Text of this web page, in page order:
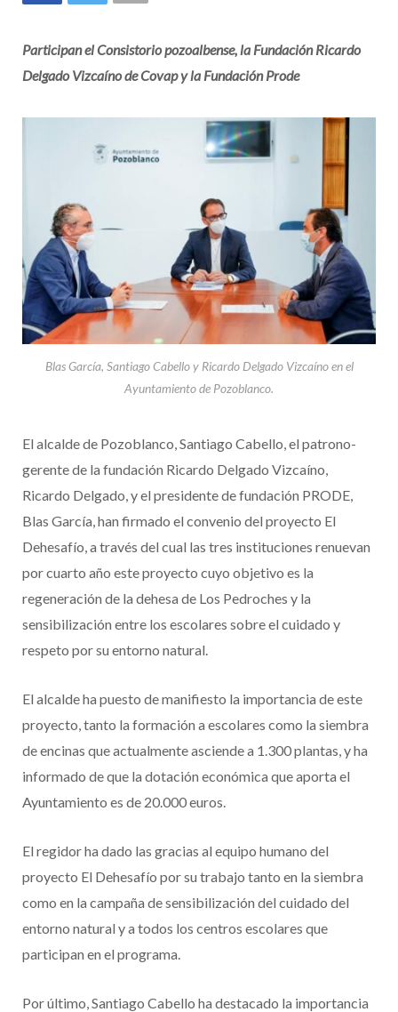
Participan el Consistorio pozoalbense, la Fundación Ricardo
Delgado Vizcaíno de Covap y la Fundación Prode
Blas García, Santiago Cabello y Ricardo Delgado Vizcaíno en el
Ayuntamiento de Pozoblanco.
El alcalde de Pozoblanco, Santiago Cabello, el patrono-
gerente de la fundación Ricardo Delgado Vizcaíno,
Ricardo Delgado, y el presidente de fundación PRODE,
Blas García, han firmado el convenio del proyecto El
Dehesafío, a través del cual las tres instituciones renuevan
por cuarto año este proyecto cuyo objetivo es la
regeneración de la dehesa de Los Pedroches y la
sensibilización entre los escolares sobre el cuidado y
respeto por su entorno natural.
El alcalde ha puesto de manifiesto la importancia de este
proyecto, tanto la formación a escolares como la siembra
de encinas que actualmente asciende a 1.300 plantas, y ha
informado de que la dotación económica que aporta el
Ayuntamiento es de 20.000 euros.
El regidor ha dado las gracias al equipo humano del
proyecto El Dehesafío por su trabajo tanto en la siembra
como en la campaña de sensibilización del cuidado del
entorno natural y a todos los centros escolares que
participan en el programa.
Por último, Santiago Cabello ha destacado la importancia